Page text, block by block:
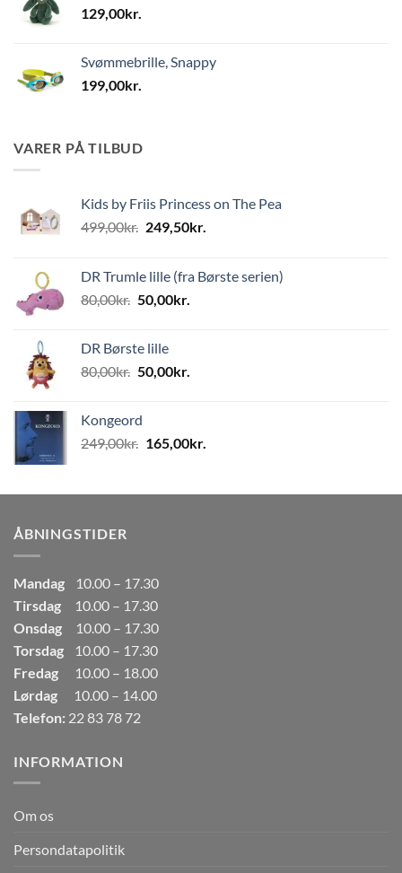
129,00kr.
Svømmebrille, Snappy
199,00kr.
VARER PÅ TILBUD
Kids by Friis Princess on The Pea
499,00kr. Den
var:
499,00kr..
249,50kr.
er:
DR Trumle lille (fra Børste serien)
80,00kr. Den
var:
80,00kr..
50,00kr.
50,00kr..
DR Børste lille
80,00kr. Den
var:
80,00kr..
50,00kr.
50,00kr..
Kongeord
249,00kr. Den
var:
165,00kr.
er:
ÅBNINGSTIDER
Mandag
10.00 – 17.30
Tirsdag
10.00 – 17.30
Onsdag
10.00 – 17.30
Torsdag
10.00 – 17.30
Fredag
10.00 – 18.00
Lørdag
10.00 – 14.00
Telefon: 22 83 78 72
INFORMATION
Om os
Persondatapolitik